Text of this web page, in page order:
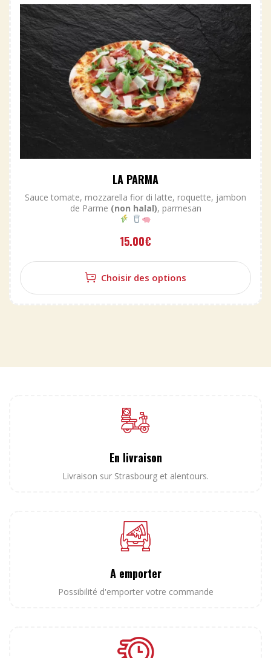
LA PARMA
Sauce tomate, mozzarella fior di latte, roquette, jambon
de Parme (non halal), parmesan
15.00€
Choisir des options
En livraison
Livraison sur Strasbourg et alentours.
A emporter
Possibilité d'emporter votre commande